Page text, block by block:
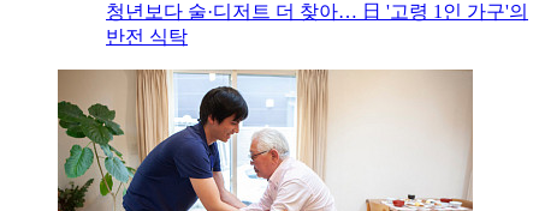
청년보다 술·디저트 더 찾아… 日 '고령 1인 가구'의
반전 식탁